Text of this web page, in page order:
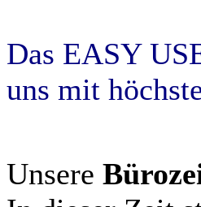
Das EASY
uns mit
Unsere